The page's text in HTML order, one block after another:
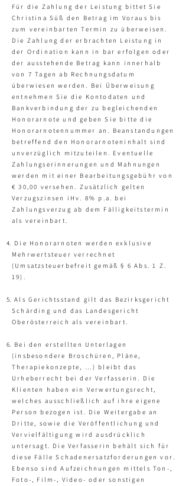
Für die Zahlung der Leistung bittet Sie
Christina Süß den Betrag im Voraus bis
zum vereinbarten Termin zu überweisen.
Die Zahlung der erbrachten Leistung in
der Ordination kann in bar erfolgen oder
der ausstehende Betrag kann innerhalb
von 7 Tagen ab Rechnungsdatum
überwiesen werden. Bei Überweisung
entnehmen Sie die Kontodaten und
Bankverbindung der zu begleichenden
Honorarnote und geben Sie bitte die
Honorarnotennummer an. Beanstandungen
betreffend den Honorarnoteninhalt sind
unverzüglich mitzuteilen. Eventuelle
Zahlungserinnerungen und Mahnungen
werden mit einer Bearbeitungsgebühr von
€ 30,00 versehen. Zusätzlich gelten
Verzugszinsen iHv. 8% p.a. bei
Zahlungsverzug ab dem Fälligkeitstermin
als vereinbart.
Die Honorarnoten werden exklusive
Mehrwertsteuer verrechnet
(Umsatzsteuerbefreit gemäß § 6 Abs. 1 Z.
19).
Als Gerichtsstand gilt das Bezirksgericht
Schärding und das Landesgericht
Oberösterreich als vereinbart.
Bei den erstellten Unterlagen
(insbesondere Broschüren, Pläne,
Therapiekonzepte, …) bleibt das
Urheberrecht bei der Verfasserin. Die
Klienten haben ein Verwertungsrecht,
welches ausschließlich auf ihre eigene
Person bezogen ist. Die Weitergabe an
Dritte, sowie die Veröffentlichung und
Vervielfältigung wird ausdrücklich
untersagt. Die Verfasserin behält sich für
diese Fälle Schadenersatzforderungen vor.
Ebenso sind Aufzeichnungen mittels Ton-,
Foto-, Film-, Video- oder sonstigen